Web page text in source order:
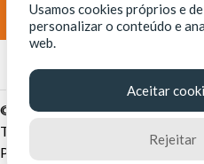
© Fortaleza Digital || CITINOVA -
Tecnologia e Inovação de
Praia de Iracema - Fortaleza-CE
Usamos cookies próprios e
personalizar o conteúdo e
web.
Aceitar
Rejeitar